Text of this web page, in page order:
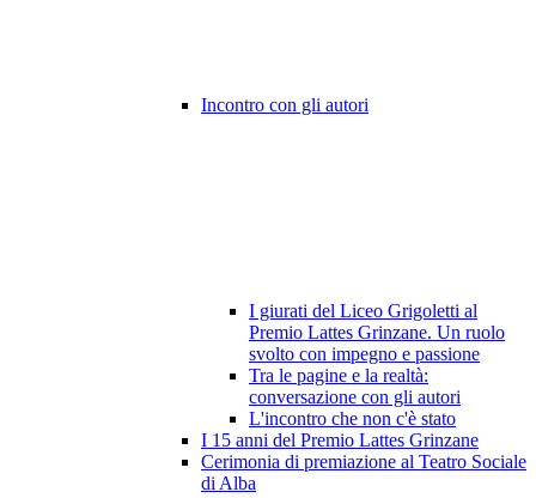
Incontro con gli autori
I giurati del Liceo Grigoletti al
Premio Lattes Grinzane. Un ruolo
svolto con impegno e passione
Tra le pagine e la realtà:
conversazione con gli autori
L'incontro che non c'è stato
I 15 anni del Premio Lattes Grinzane
Cerimonia di premiazione al Teatro Sociale
di Alba